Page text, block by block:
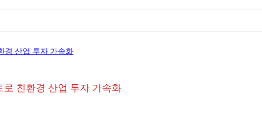
친환경 산업 투자 가속화